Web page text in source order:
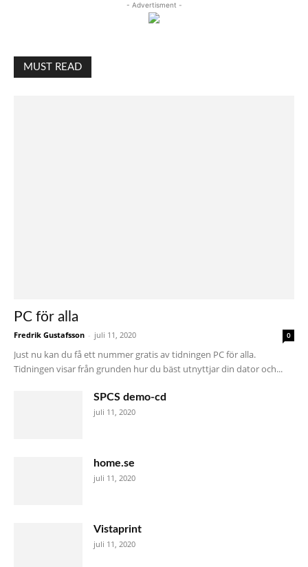
- Advertisment -
MUST READ
PC för alla
Fredrik Gustafsson - juli 11, 2020 0
Just nu kan du få ett nummer gratis av tidningen PC för alla.
Tidningen visar från grunden hur du bäst utnyttjar din dator och...
SPCS demo-cd
juli 11, 2020
home.se
juli 11, 2020
Vistaprint
juli 11, 2020